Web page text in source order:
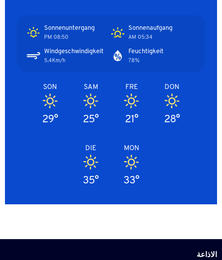
Sonnenaufgang
05:34 AM
Sonnenuntergang
08:50 PM
Feuchtigkeit
78%
Windgeschwindigkeit
5.4Km/h
DON
28°
FRE
21°
SAM
25°
SON
29°
MON
33°
DIE
35°
الاذاعة